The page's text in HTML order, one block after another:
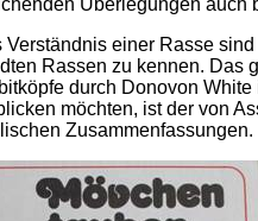
Überlegungen auch
Verständnis einer Rasse
Rassen zu kennen. Das
durch Donovon
möchten, ist der von
Zusammenfassungen.